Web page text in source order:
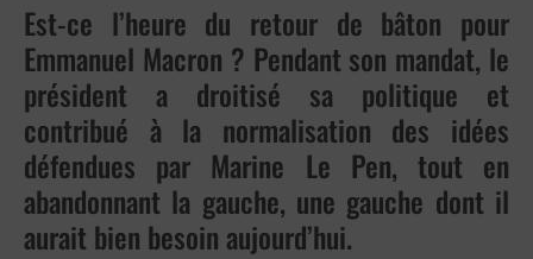
Est-ce l’heure du retour de bâton pour
Emmanuel Macron ? Pendant son mandat, le
président a droitisé sa politique et
contribué à la normalisation des idées
défendues par Marine Le Pen, tout en
abandonnant la gauche, une gauche dont il
aurait bien besoin aujourd’hui.